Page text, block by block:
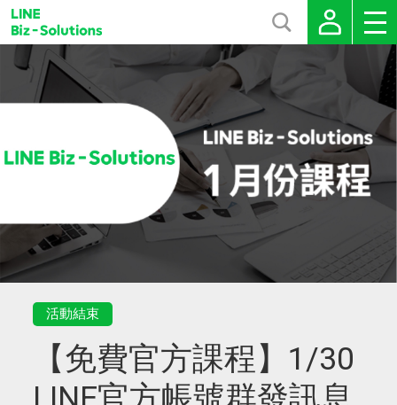
活動結束
【免費官方課程】1/30